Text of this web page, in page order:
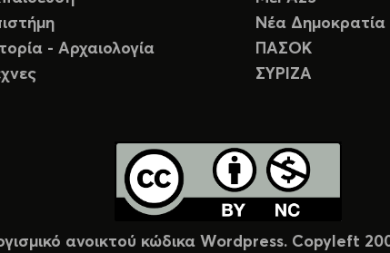
- Αρχαιολογία
Νέα Δημοκρατία
ΠΑΣΟΚ
ΣΥΡΙΖΑ
ανοικτού κώδικα Wordpress. Copyleft